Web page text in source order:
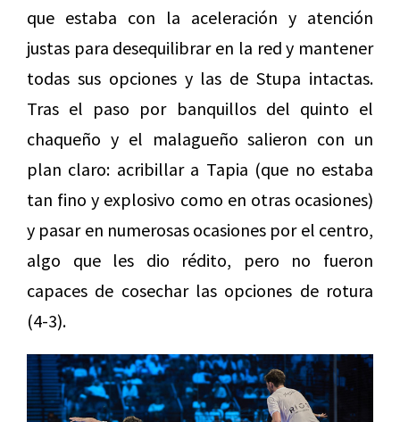
que estaba con la aceleración y atención
justas para desequilibrar en la red y mantener
todas sus opciones y las de Stupa intactas.
Tras el paso por banquillos del quinto el
chaqueño y el malagueño salieron con un
plan claro: acribillar a Tapia (que no estaba
tan fino y explosivo como en otras ocasiones)
y pasar en numerosas ocasiones por el centro,
algo que les dio rédito, pero no fueron
capaces de cosechar las opciones de rotura
(4-3).